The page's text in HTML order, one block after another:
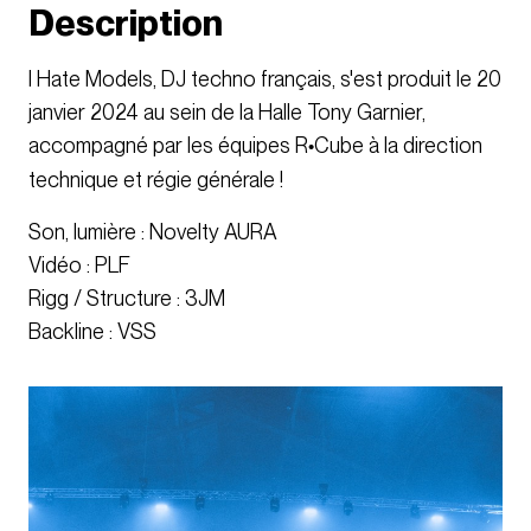
Description
I Hate Models, DJ techno français, s'est produit le 20
janvier 2024 au sein de la Halle Tony Garnier,
accompagné par les équipes R•Cube à la direction
technique et régie générale !
Son, lumière : Novelty AURA
Vidéo : PLF
Rigg / Structure : 3JM
Backline : VSS